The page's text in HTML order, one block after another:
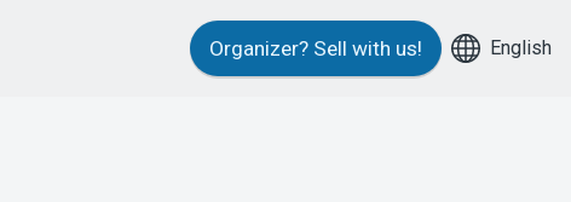
Organizer? Sell with us! English